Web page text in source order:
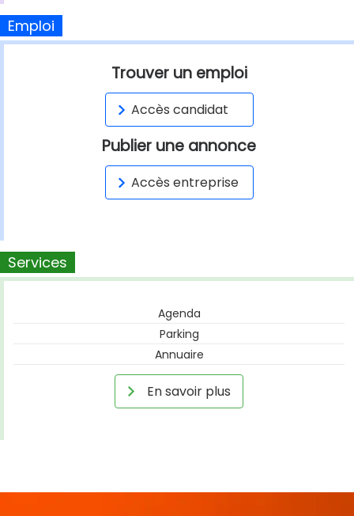
Emploi
Trouver un emploi
Accès candidat
Publier une annonce
Accès entreprise
Services
Agenda
Parking
Annuaire
En savoir plus